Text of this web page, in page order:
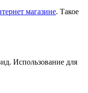
магазине. Такое
Использование для